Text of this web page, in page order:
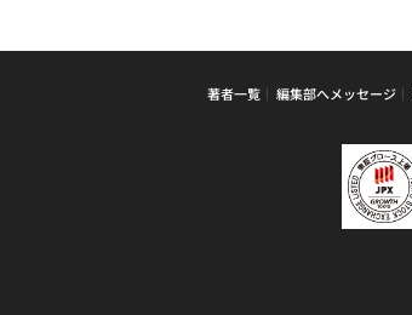
著者一覧 編集部へメッセージ